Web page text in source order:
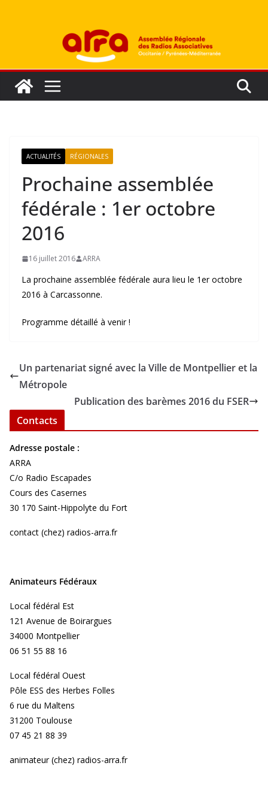
ACTUALITÉS RÉGIONALES
Prochaine assemblée
fédérale : 1er octobre
2016
16 juillet 2016 ARRA
La prochaine assemblée fédérale aura lieu le 1er octobre
2016 à Carcassonne.
Programme détaillé à venir !
Un partenariat signé avec la Ville de Montpellier et la
Métropole
Publication des barèmes 2016 du FSER
Contacts
Adresse postale :
ARRA
C/o Radio Escapades
Cours des Casernes
30 170 Saint-Hippolyte du Fort
contact (chez) radios-arra.fr
Animateurs Fédéraux
Local fédéral Est
121 Avenue de Boirargues
34000 Montpellier
06 51 55 88 16
Local fédéral Ouest
Pôle ESS des Herbes Folles
6 rue du Maltens
31200 Toulouse
07 45 21 88 39
animateur (chez) radios-arra.fr